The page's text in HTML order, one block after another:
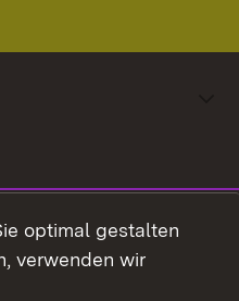
optimal gestalten
verwenden wir